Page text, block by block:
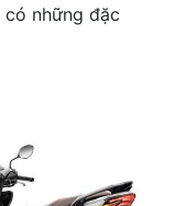
có những đặc